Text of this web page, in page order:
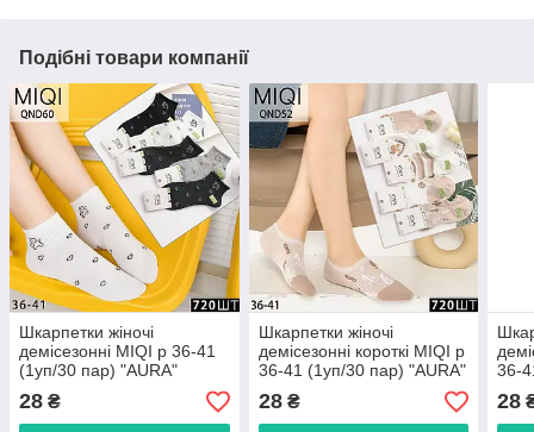
Подібні товари компанії
Шкарпетки жіночі
демісезонні MIQI р 36-41
(1уп/30 пар) "AURA"
купити гуртом в Одесі на 7
км
28 ₴
Шкарпетки жіночі
демісезонні короткі MIQI р
36-41 (1уп/30 пар) "AURA"
купити гуртом в Одесі на 7
км
28₴
36-
км
28